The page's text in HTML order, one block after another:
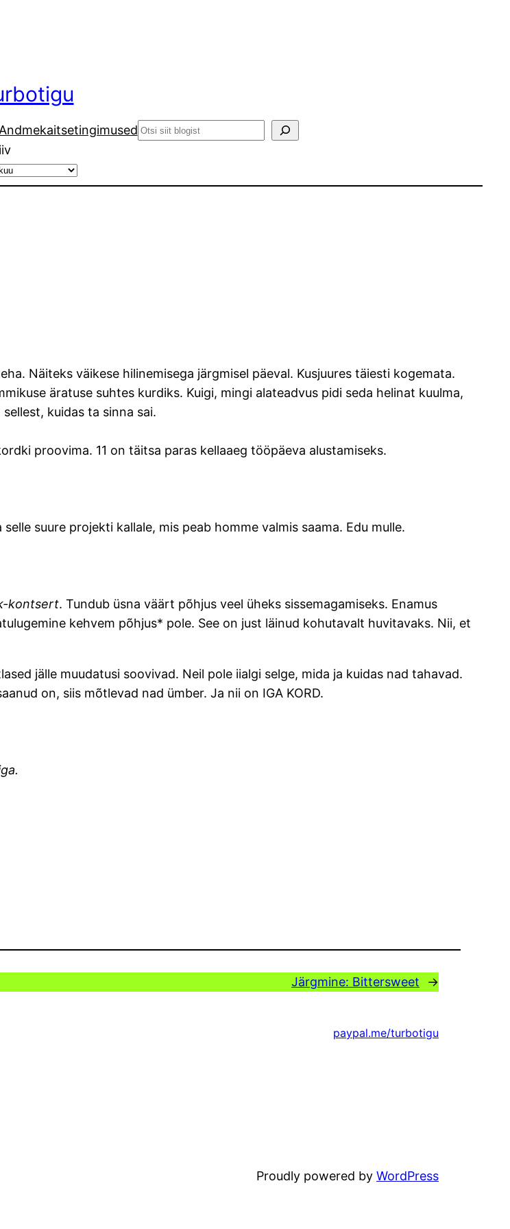
AndmekaitsetingimusedSearch
Näiteks väikese hilinemisega järgmisel päeval. Kusjuures täiesti kogemata.
äratuse suhtes kurdiks. Kuigi, mingi alateadvus pidi seda helinat kuulma,
kuidas ta sinna sai.
proovima. 11 on täitsa paras kellaaeg tööpäeva alustamiseks.
suure projekti kallale, mis peab homme valmis saama. Edu mulle.
kontsert. Tundub üsna väärt põhjus veel üheks sissemagamiseks. Enamus
kehvem põhjus* pole. See on just läinud kohutavalt huvitavaks. Nii, et
jälle muudatusi soovivad. Neil pole iialgi selge, mida ja kuidas nad tahavad.
on, siis mõtlevad nad ümber. Ja nii on IGA KORD.
Järgmine: Bittersweet →
paypal.me/turbotigu
Proudly powered by WordPress